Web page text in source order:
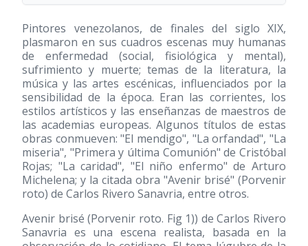
Pintores venezolanos, de finales del siglo XIX,
plasmaron en sus cuadros escenas muy humanas
de enfermedad (social, fisiológica y mental),
sufrimiento y muerte; temas de la literatura, la
música y las artes escénicas, influenciados por la
sensibilidad de la época. Eran las corrientes, los
estilos artísticos y las enseñanzas de maestros de
las academias europeas. Algunos títulos de estas
obras conmueven: "El mendigo", "La orfandad", "La
miseria", "Primera y última Comunión" de Cristóbal
Rojas; "La caridad", "El niño enfermo" de Arturo
Michelena; y la citada obra "Avenir brisé" (Porvenir
roto) de Carlos Rivero Sanavria, entre otros.
Avenir brisé (Porvenir roto. Fig 1)) de Carlos Rivero
Sanavria es una escena realista, basada en la